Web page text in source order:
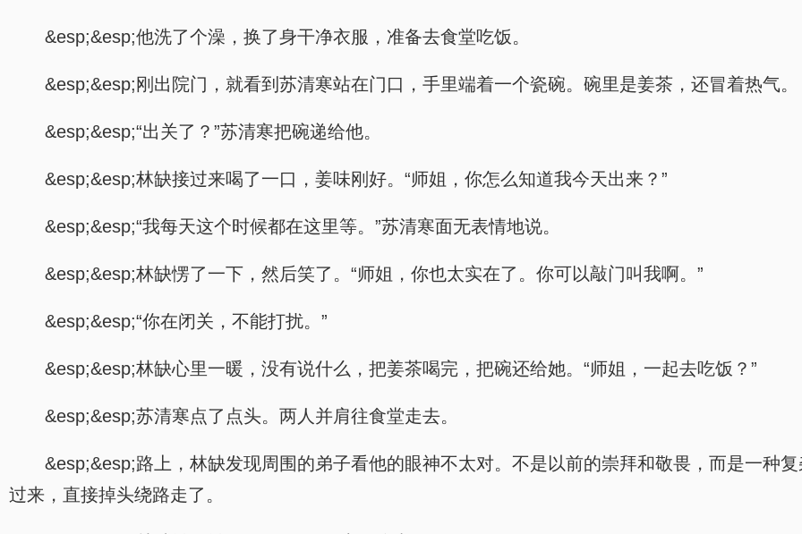
&esp;&esp;他洗了个澡，换了身干净衣服，准备去食堂吃饭。
&esp;&esp;刚出院门，就看到苏清寒站在门口，手里端着一个瓷碗。碗里是姜茶，还冒着热气。
&esp;&esp;“出关了？”苏清寒把碗递给他。
&esp;&esp;林缺接过来喝了一口，姜味刚好。“师姐，你怎么知道我今天出来？”
&esp;&esp;“我每天这个时候都在这里等。”苏清寒面无表情地说。
&esp;&esp;林缺愣了一下，然后笑了。“师姐，你也太实在了。你可以敲门叫我啊。”
&esp;&esp;“你在闭关，不能打扰。”
&esp;&esp;林缺心里一暖，没有说什么，把姜茶喝完，把碗还给她。“师姐，一起去吃饭？”
&esp;&esp;苏清寒点了点头。两人并肩往食堂走去。
&esp;&esp;路上，林缺发现周围的弟子看他的眼神不太对。不是以前的崇拜和敬畏，而是一种
过来，直接掉头绕路走了。